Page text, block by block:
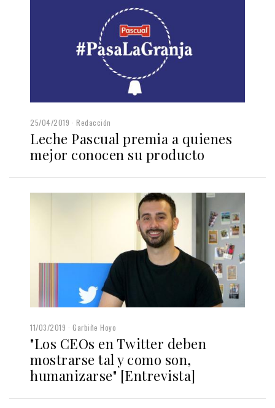
25/04/2019 Redacción
Leche Pascual premia a quienes
mejor conocen su producto
11/03/2019 Garbiñe Hoyo
"Los CEOs en Twitter deben
mostrarse tal y como son,
humanizarse" [Entrevista]